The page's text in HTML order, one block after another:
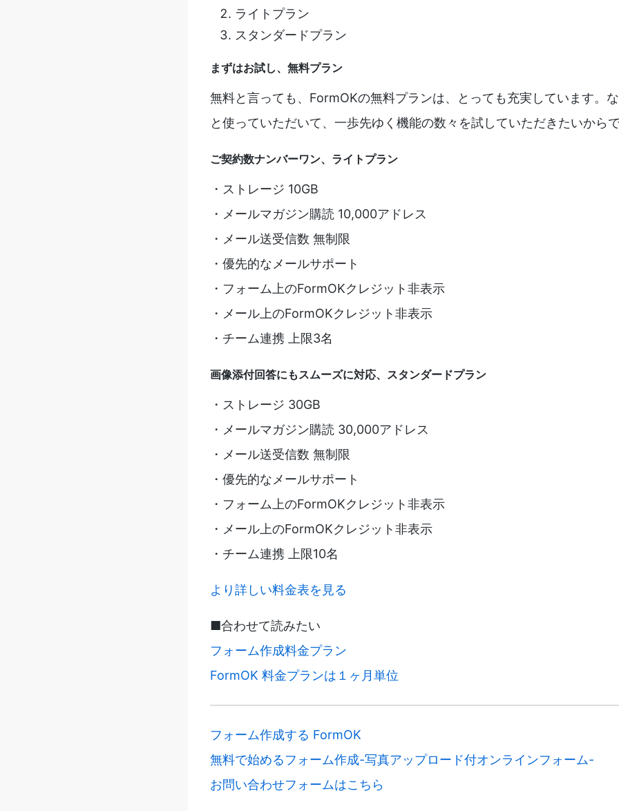
ライトプラン
スタンダードプラン
まずはお試し、無料プラン
無料と言っても、FormOKの無料プランは、とっても充実しています。
と使っていただいて、一歩先ゆく機能の数々を試していただきたいから
ご契約数ナンバーワン、ライトプラン
・ストレージ 10GB
・メールマガジン購読 10,000アドレス
・メール送受信数 無制限
・優先的なメールサポート
・フォーム上のFormOKクレジット非表示
・メール上のFormOKクレジット非表示
・チーム連携 上限3名
画像添付回答にもスムーズに対応、スタンダードプラン
・ストレージ 30GB
・メールマガジン購読 30,000アドレス
・メール送受信数 無制限
・優先的なメールサポート
・フォーム上のFormOKクレジット非表示
・メール上のFormOKクレジット非表示
・チーム連携 上限10名
より詳しい料金表を見る
■合わせて読みたい
フォーム作成料金プラン
FormOK 料金プランは１ヶ月単位
フォーム作成する FormOK
無料で始めるフォーム作成-写真アップロード付オンラインフォーム-
お問い合わせフォームはこちら